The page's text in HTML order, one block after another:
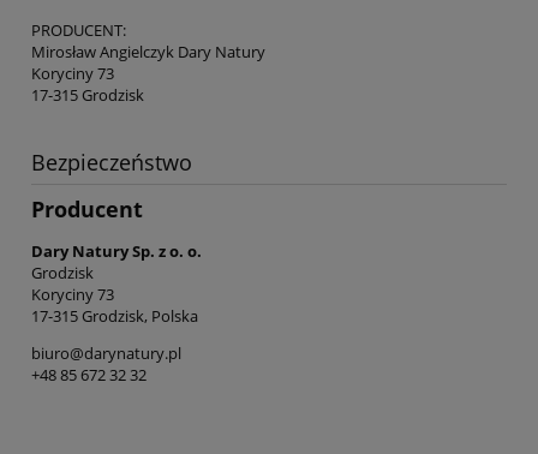
PRODUCENT:
Mirosław Angielczyk Dary Natury
Koryciny 73
17-315 Grodzisk
Bezpieczeństwo
Producent
Dary Natury Sp. z o. o.
Grodzisk
Koryciny 73
17-315 Grodzisk, Polska
biuro@darynatury.pl
+48 85 672 32 32